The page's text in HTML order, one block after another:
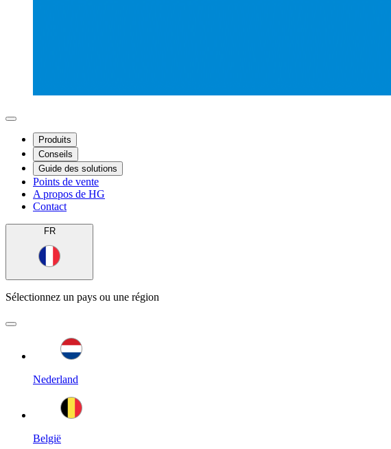
Produits
Conseils
Guide des solutions
Points de vente
A propos de HG
Contact
FR
Sélectionnez un pays ou une région
Nederland
België